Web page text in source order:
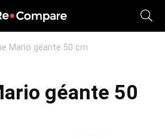
Mario géante 50 cm
géante 50